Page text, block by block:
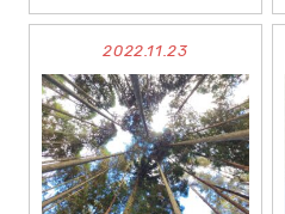
2022.11.23